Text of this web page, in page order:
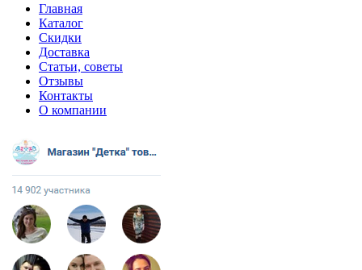
Главная
Каталог
Скидки
Доставка
Статьи, советы
Отзывы
Контакты
О компании